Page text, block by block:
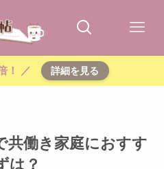
！ ／ 詳細を見る
共働き家庭におすす
は？